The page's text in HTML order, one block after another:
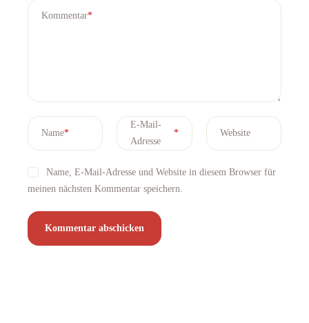
Kommentar*
Name*
E-Mail-
Adresse
* Website
Name, E-Mail-Adresse und Website in diesem Browser für
meinen nächsten Kommentar speichern.